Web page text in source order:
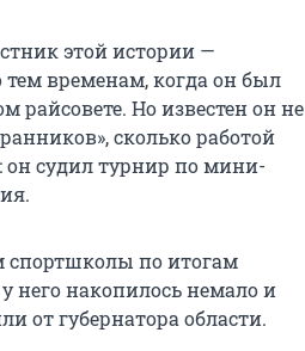
этой истории —
временам, когда он был
райсовете. Но известен он не
сколько работой
он судил турнир по мини-
спортшколы по итогам
него накопилось немало и
от губернатора области.